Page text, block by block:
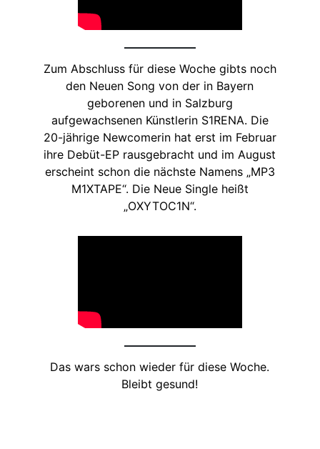
Zum Abschluss für diese Woche gibts noch
den Neuen Song von der in Bayern
geborenen und in Salzburg
aufgewachsenen Künstlerin S1RENA. Die
20-jährige Newcomerin hat erst im Februar
ihre Debüt-EP rausgebracht und im August
erscheint schon die nächste Namens „MP3
M1XTAPE“. Die Neue Single heißt
„OXYTOC1N“.
Das wars schon wieder für diese Woche.
Bleibt gesund!